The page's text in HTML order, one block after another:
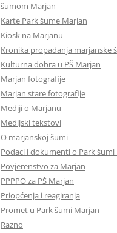
šumom Marjan
Karte Park šume Marjan
Kiosk na Marjanu
Kronika propadanja marjanske
Kulturna dobra u PŠ Marjan
Marjan fotografije
Marjan stare fotografije
Mediji o Marjanu
Medijski tekstovi
O marjanskoj šumi
Podaci i dokumenti o Park šumi
Povjerenstvo za Marjan
PPPPO za PŠ Marjan
Priopćenja i reagiranja
Promet u Park šumi Marjan
Razno